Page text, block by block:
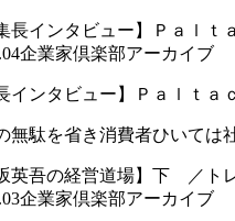
企業家倶楽部アーカイブ
インタビュー】Ｐａｌｔ
無駄を省き消費者ひいては
企業家倶楽部アーカイブ